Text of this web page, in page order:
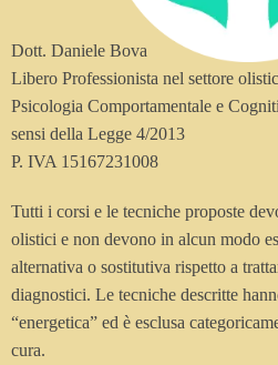
Dott. Daniele Bova
Libero Professionista nel settore
Psicologia Comportamentale e
sensi della Legge 4/2013
P. IVA 15167231008
Tutti i corsi e le tecniche proposte
olistici e non devono in alcun modo
alternativa o sostitutiva rispetto a
diagnostici. Le tecniche descritte
“energetica” ed è esclusa
cura.